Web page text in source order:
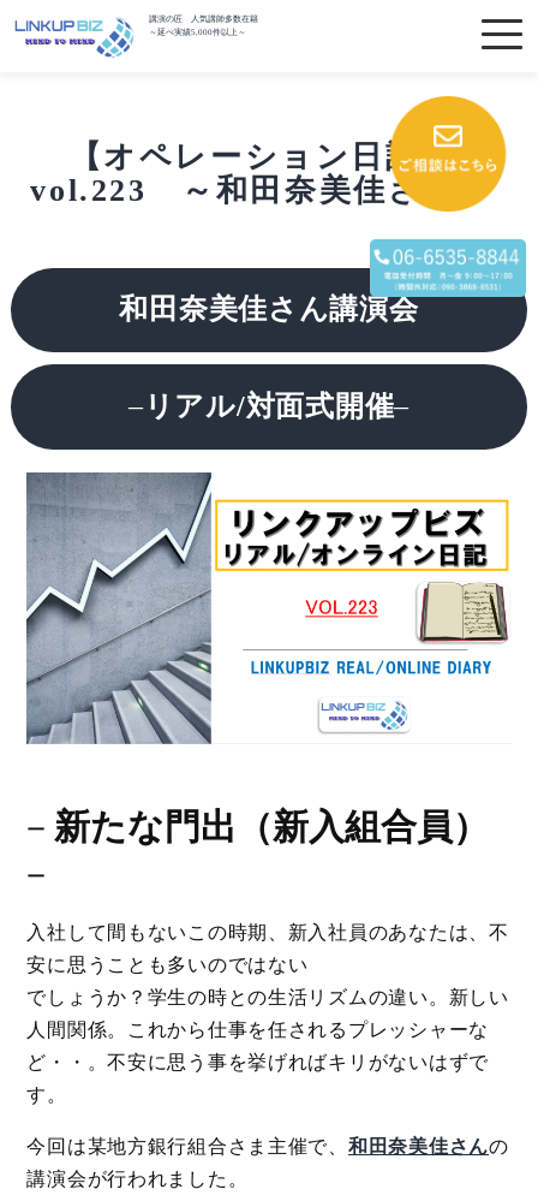
講演の匠 人気講師多数在籍
～延べ実績5,000件以上～
【オペレーション日記】
vol.223 ～和田奈美佳さん～
和田奈美佳さん講演会
–リアル/対面式開催–
－ 新たな門出（新入組合員）
－
入社して間もないこの時期、新入社員のあなたは、不
安に思うことも多いのではない
でしょうか？学生の時との生活リズムの違い。新しい
人間関係。これから仕事を任されるプレッシャーな
ど・・。不安に思う事を挙げればキリがないはずで
す。
今回は某地方銀行組合さま主催で、 和田奈美佳さんの
講演会が行われました。